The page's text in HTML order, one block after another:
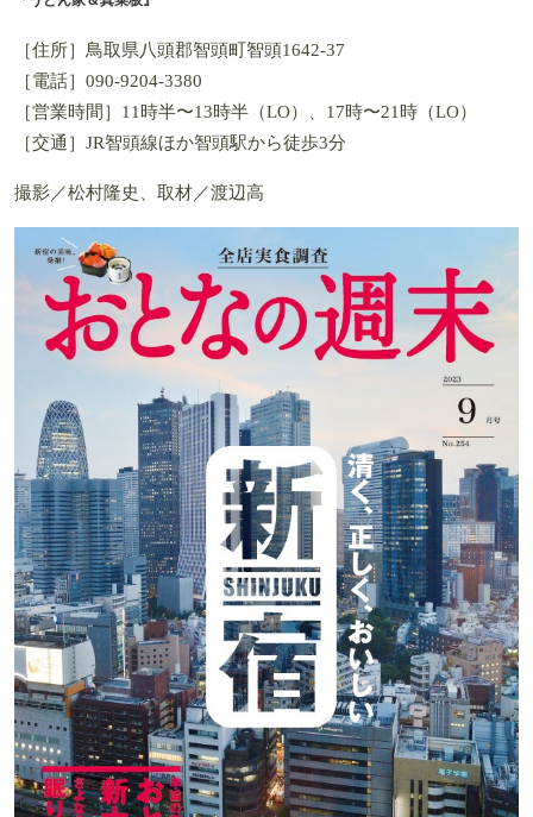
［住所］鳥取県八頭郡智頭町智頭1642-37
［電話］090-9204-3380
［営業時間］11時半〜13時半（LO）、17時〜21時（LO）
［交通］JR智頭線ほか智頭駅から徒歩3分
撮影／松村隆史、取材／渡辺高